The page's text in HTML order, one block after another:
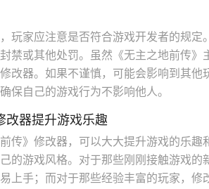
玩家应注意是否符合游戏开发者的规
禁或其他处罚。虽然《无主之地前传
改器。如果不谨慎，可能会影响到其
保自己的游戏行为不影响他人。
改器提升游戏乐趣
传》修改器，可以大大提升游戏的乐趣
的游戏风格。对于那些刚刚接触游戏的
上手；而对于那些经验丰富的玩家，